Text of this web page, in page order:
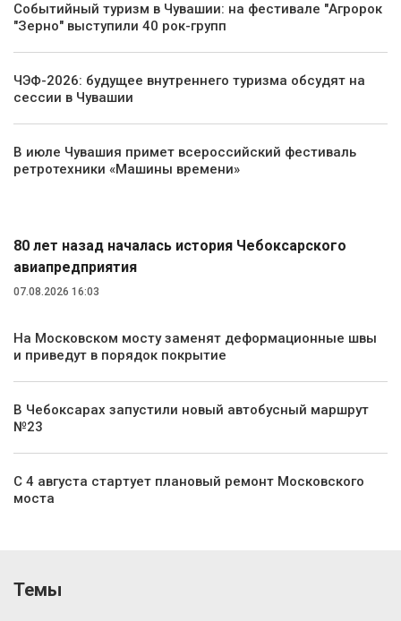
Событийный туризм в Чувашии: на фестивале "Агророк
"Зерно" выступили 40 рок-групп
ЧЭФ-2026: будущее внутреннего туризма обсудят на
сессии в Чувашии
В июле Чувашия примет всероссийский фестиваль
ретротехники «Машины времени»
80 лет назад началась история Чебоксарского
авиапредприятия
07.08.2026 16:03
На Московском мосту заменят деформационные швы
и приведут в порядок покрытие
В Чебоксарах запустили новый автобусный маршрут
№23
С 4 августа стартует плановый ремонт Московского
моста
Темы